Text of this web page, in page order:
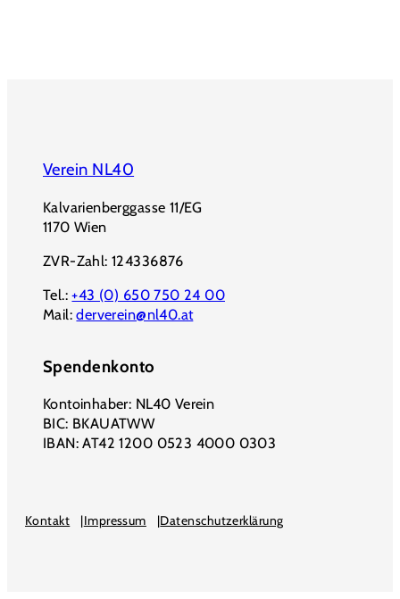
Verein NL40
Kalvarienberggasse 11/EG
1170 Wien
ZVR-Zahl: 124336876
Tel.:+43 (0) 650 750 24 00
Mail:derverein@nl40.at
Spendenkonto
Kontoinhaber: NL40 Verein
BIC: BKAUATWW
IBAN: AT42 1200 0523 4000 0303
Kontakt Impressum Datenschutzerklärung